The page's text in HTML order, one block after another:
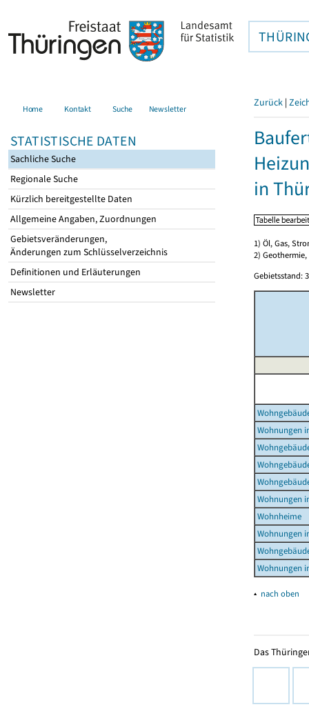
Home Kontakt Suche Newsletter
STATISTISCHE DATEN
Sachliche Suche
Regionale Suche
Kürzlich bereitgestellte Daten
Allgemeine Angaben, Zuordnungen
Gebietsveränderungen,
Änderungen zum Schlüsselverzeichnis
Definitionen und Erläuterungen
Newsletter
Zurück |
in
1) Öl, Gas,
2)
Gebietsstand:
Wohnungen
Wohnungen
Wohnheime
Wohnungen
Wohnungen
▴ nach oben
Das